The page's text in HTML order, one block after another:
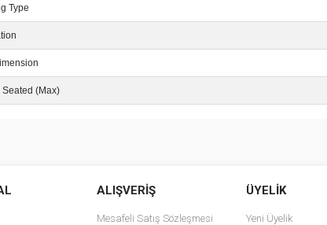
Type
Seated (Max)
resmi kalitesiz, bozuk veya görüntülenemiyor.
açıklamasında eksik bilgiler bulunuyor.
ALIŞVERİŞ
Mesafeli Satış Sözleşmesi
ÜYELİK
Yeni Üyelik